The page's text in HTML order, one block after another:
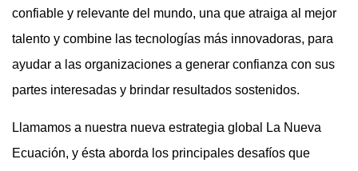
confiable y relevante del mundo, una que atraiga al mejor
talento y combine las tecnologías más innovadoras, para
ayudar a las organizaciones a generar confianza con sus
partes interesadas y brindar resultados sostenidos.
Llamamos a nuestra nueva estrategia global La Nueva
Ecuación, y ésta aborda los principales desafíos que